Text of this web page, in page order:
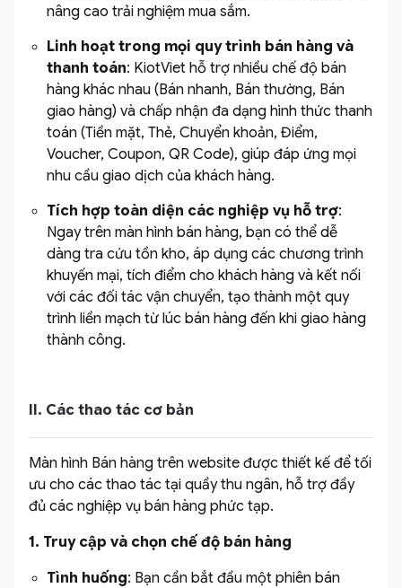
nâng cao trải nghiệm mua sắm.
Linh hoạt trong mọi quy trình bán hàng và
thanh toán: KiotViet hỗ trợ nhiều chế độ bán
hàng khác nhau (Bán nhanh, Bán thường, Bán
giao hàng) và chấp nhận đa dạng hình thức thanh
toán (Tiền mặt, Thẻ, Chuyển khoản, Điểm,
Voucher, Coupon, QR Code), giúp đáp ứng mọi
nhu cầu giao dịch của khách hàng.
Tích hợp toàn diện các nghiệp vụ hỗ trợ:
Ngay trên màn hình bán hàng, bạn có thể dễ
dàng tra cứu tồn kho, áp dụng các chương trình
khuyến mại, tích điểm cho khách hàng và kết nối
với các đối tác vận chuyển, tạo thành một quy
trình liền mạch từ lúc bán hàng đến khi giao hàng
thành công.
II. Các thao tác cơ bản
Màn hình Bán hàng trên website được thiết kế để tối
ưu cho các thao tác tại quầy thu ngân, hỗ trợ đầy
đủ các nghiệp vụ bán hàng phức tạp.
1. Truy cập và chọn chế độ bán hàng
Tình huống: Bạn cần bắt đầu một phiên bán